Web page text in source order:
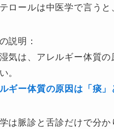
ロールは中医学で言うと
説明：
気は、アレルギー体質
。
ギー体質の原因は「痰
は脈診と舌診だけで分